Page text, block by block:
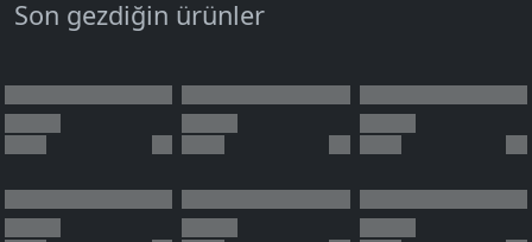
Son gezdiğin ürünler